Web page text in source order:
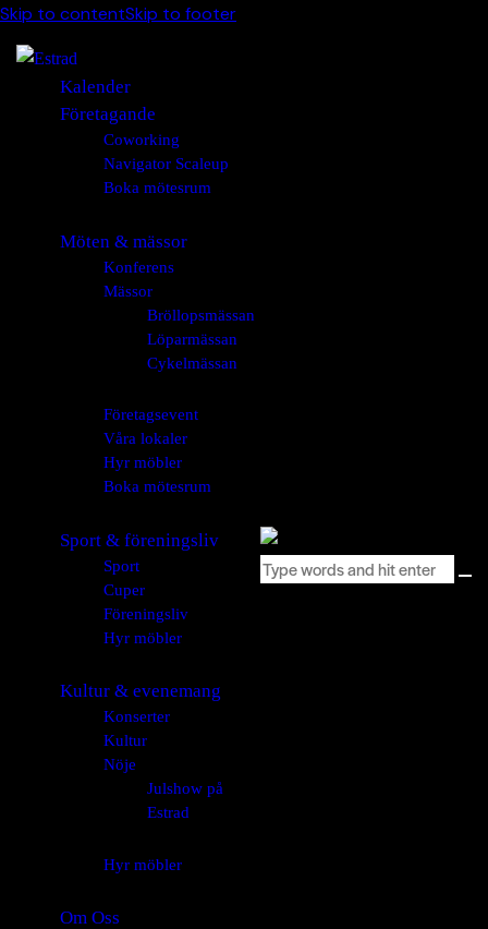
Skip to contentSkip to footer
Kalender
Företagande
Coworking
Navigator Scaleup
Boka mötesrum
Möten & mässor
Konferens
Mässor
Bröllopsmässan
Löparmässan
Cykelmässan
Företagsevent
Våra lokaler
Hyr möbler
Boka mötesrum
Sport & föreningsliv
Sport
Cuper
Föreningsliv
Hyr möbler
Kultur & evenemang
Konserter
Kultur
Nöje
Julshow på
Estrad
Hyr möbler
Om Oss